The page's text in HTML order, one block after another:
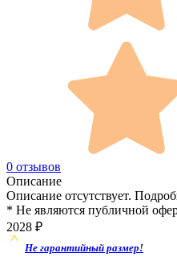
0 отзывов
Описание
Описание отсутствует.
* Не являются публичной
2028 ₽
Не гарантийный размер!